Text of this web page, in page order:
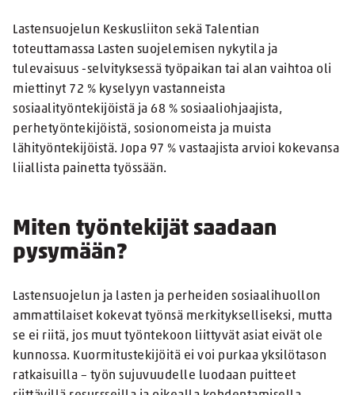
Lastensuojelun Keskusliiton sekä Talentian
toteuttamassa Lasten suojelemisen nykytila ja
tulevaisuus -selvityksessä työpaikan tai alan vaihtoa oli
miettinyt 72 % kyselyyn vastanneista
sosiaalityöntekijöistä ja 68 % sosiaaliohjaajista,
perhetyöntekijöistä, sosionomeista ja muista
lähityöntekijöistä. Jopa 97 % vastaajista arvioi kokevansa
liiallista painetta työssään.
Miten työntekijät saadaan
pysymään?
Lastensuojelun ja lasten ja perheiden sosiaalihuollon
ammattilaiset kokevat työnsä merkitykselliseksi, mutta
se ei riitä, jos muut työntekoon liittyvät asiat eivät ole
kunnossa. Kuormitustekijöitä ei voi purkaa yksilötason
ratkaisuilla – työn sujuvuudelle luodaan puitteet